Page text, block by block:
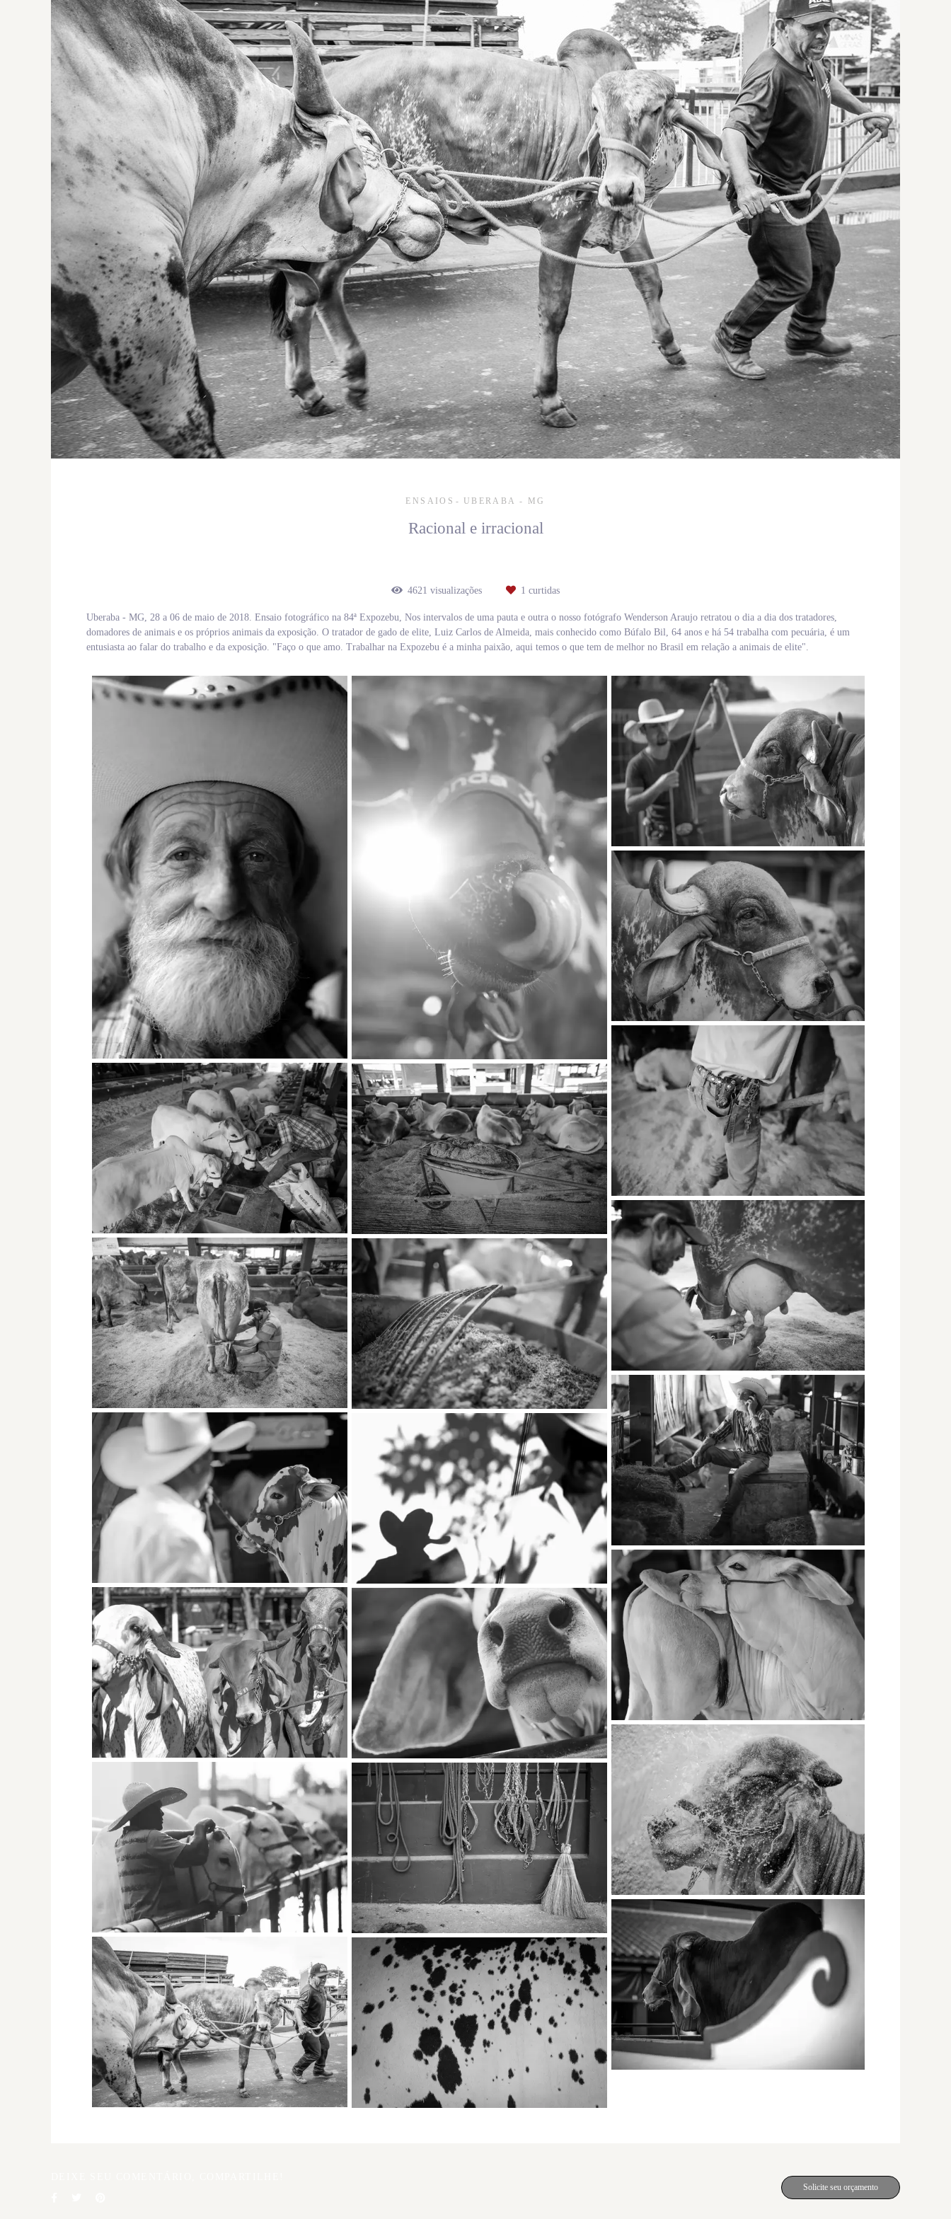
ENSAIOS UBERABA - MG
Racional e irracional
4621 visualizações 1 curtidas
Uberaba - MG, 28 a 06 de maio de 2018. Ensaio fotográfico na 84ª Expozebu, Nos intervalos de uma pauta e outra o nosso fotógrafo Wenderson Araujo retratou o dia a dia dos tratadores,
domadores de animais e os próprios animais da exposição. O tratador de gado de elite, Luiz Carlos de Almeida, mais conhecido como Búfalo Bil, 64 anos e há 54 trabalha com pecuária, é um
entusiasta ao falar do trabalho e da exposição. "Faço o que amo. Trabalhar na Expozebu é a minha paixão, aqui temos o que tem de melhor no Brasil em relação a animais de elite".
Solicite seu orçamento